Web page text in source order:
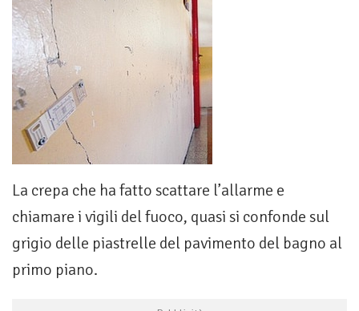
La crepa che ha fatto scattare l’allarme e
chiamare i vigili del fuoco, quasi si confonde sul
grigio delle piastrelle del pavimento del bagno al
primo piano.